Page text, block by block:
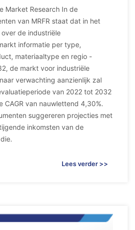
Market Research In de
van MRFR staat dat in het
de industriële
informatie per type,
materiaaltype en regio -
de markt voor industriële
verwachting aanzienlijk zal
van 2022 tot 2032
CAGR van nauwlettend 4,30%.
suggereren projecties met
inkomsten van de
Lees verder >>